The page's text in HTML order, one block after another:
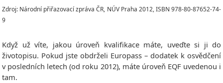
Zdroj: Národní přiřazovací zpráva ČR, NÚV Praha 2012, ISBN 978-80-87652-74-
9
Když už víte, jakou úroveň kvalifikace máte, uveďte si ji do
životopisu. Pokud jste obdrželi Europass – dodatek k osvědčení
v posledních letech (od roku 2012), máte úroveň EQF uvedenou i
tam.